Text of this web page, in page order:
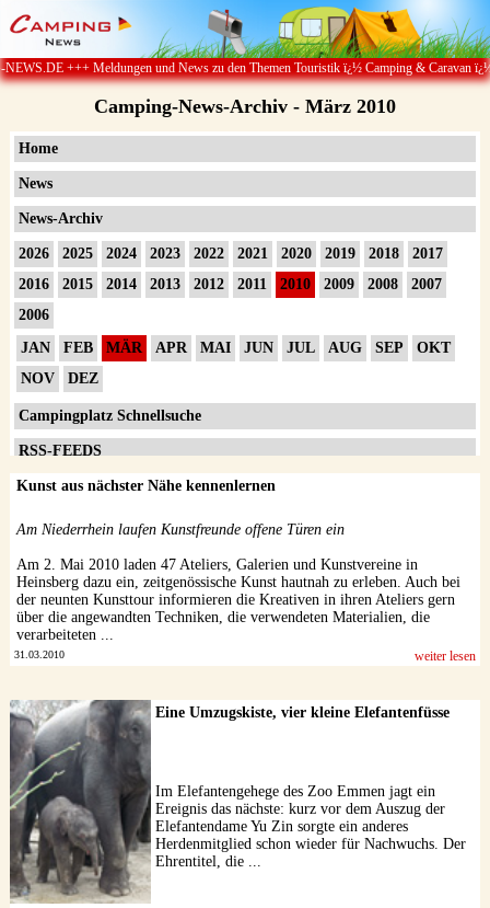
und News zu den Themen Touristik ï¿½ Camping & Caravan ï¿½ Campingplï¿½tze
Camping-News-Archiv - März 2010
Home
News
News-Archiv
2026 2025 2024 2023 2022 2021 2020 2019 2018
2017
2016
2015 2014 2013 2012 2011 2010 2009 2008
2007
2006
JAN
FEB MÄR APR MAI JUN JUL AUG SEP
OKT
NOV
DEZ
Campingplatz Schnellsuche
RSS-FEEDS
Impressum
Datenschutzerklärung
Kunst aus nächster Nähe kennenlernen
Am Niederrhein laufen Kunstfreunde offene Türen ein
Am 2. Mai 2010 laden 47 Ateliers, Galerien und Kunstvereine in
Heinsberg dazu ein, zeitgenössische Kunst hautnah zu erleben. Auch bei
der neunten Kunsttour informieren die Kreativen in ihren Ateliers gern
über die angewandten Techniken, die verwendeten Materialien, die
verarbeiteten ...
31.03.2010 weiter lesen
Eine Umzugskiste, vier kleine Elefantenfüsse
Im Elefantengehege des Zoo Emmen jagt ein
Ereignis das nächste: kurz vor dem Auszug der
Elefantendame Yu Zin sorgte ein anderes
Herdenmitglied schon wieder für Nachwuchs. Der
Ehrentitel, die ...